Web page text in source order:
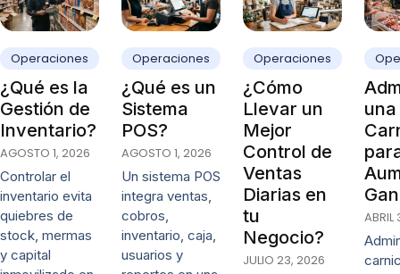
Operaciones
¿Qué es la
Gestión de
Inventario?
AGOSTO 1, 2026
Controlar el
inventario evita
quiebres de
stock, mermas
y capital
Operaciones
¿Qué es un
Sistema
POS?
AGOSTO 1, 2026
Un sistema POS
integra ventas,
cobros,
inventario, caja,
usuarios y
Operaciones
¿Cómo
Llevar un
Mejor
Control de
Ventas
Diarias en
tu
Negocio?
JULIO 23, 2026
una